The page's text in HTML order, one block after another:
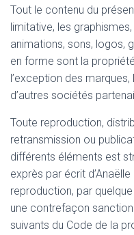
Tout le contenu du
limitative, les
animations, sons, logos,
en forme sont la
l’exception des
d’autres sociétés
Toute reproduction,
retransmission ou
différents éléments est
exprès par écrit
reproduction, par
une contrefaçon
suivants du Code de la